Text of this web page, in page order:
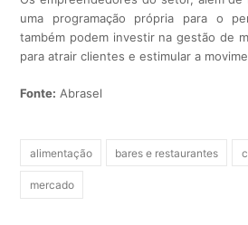
uma programação própria para o
também podem investir na gestão de
para atrair clientes e estimular a
Fonte: Abrasel
alimentação bares e restaurantes
mercado